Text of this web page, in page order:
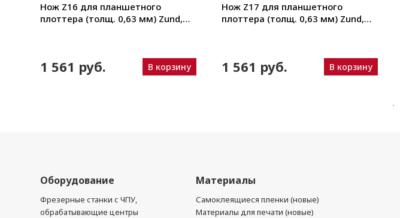
Нож Z16 для планшетного
плоттера (толщ. 0,63 мм) Zund,
1 561 руб. В корзину
Нож Z17 для планшетного
плоттера (толщ. 0,63 мм) Zund,
1 561 руб. В корзину
Оборудование
Фрезерные станки с ЧПУ,
обрабатывающие центры
Материалы
Самоклеящиеся пленки (новые)
Материалы для печати (новые)